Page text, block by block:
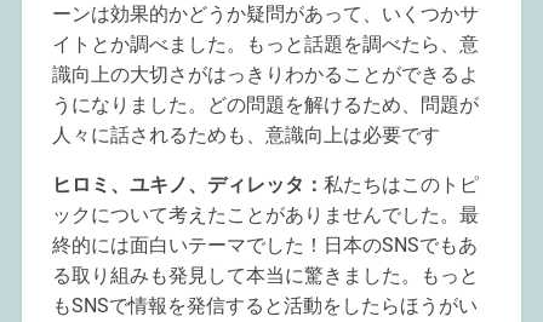
ーンは効果的かどうか疑問があって、いくつかサ
イトとか調べました。もっと話題を調べたら、意
識向上の大切さがはっきりわかることができるよ
うになりました。どの問題を解けるため、問題が
人々に話されるためも、意識向上は必要です
ヒロミ、ユキノ、ディレッタ： 私たちはこのトピ
ックについて考えたことがありませんでした。最
終的には面白いテーマでした！日本のSNSでもあ
る取り組みも発見して本当に驚きました。もっと
もSNSで情報を発信すると活動をしたらほうがい